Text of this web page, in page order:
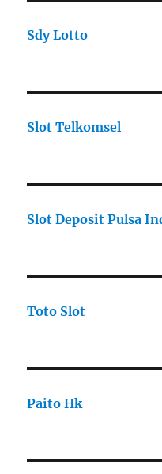
Sdy Lotto
Slot Telkomsel
Slot Deposit Pulsa
Toto Slot
Paito Hk